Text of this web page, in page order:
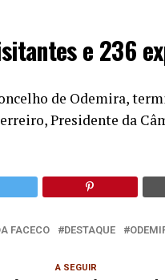
e 236
de Odemira,
Presidente da
FACECO DESTAQUE
A SEGUIR